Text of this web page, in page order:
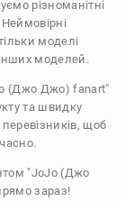
різноманітні
Неймовірні
моделі
моделей.
(Джо Джо) fanart"
та швидку
щоб
"JoJo (Джо
зараз!